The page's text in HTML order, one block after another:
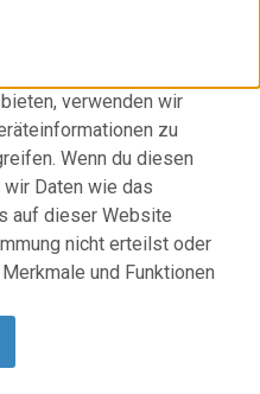
verwenden wir
zu
Wenn du diesen
Daten wie das
auf dieser Website
nicht erteilst oder
und Funktionen